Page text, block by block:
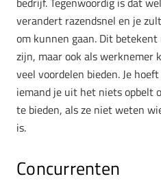
verandert razendsnel en je
om kunnen gaan. Dit
zijn, maar ook als werknemer
veel voordelen bieden. Je
iemand je uit het niets opbelt
te bieden, als ze niet weten
is.
Concurrenten